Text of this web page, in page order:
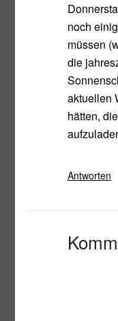
noch
müssen
die
aktuellen
hätten,
Antworten